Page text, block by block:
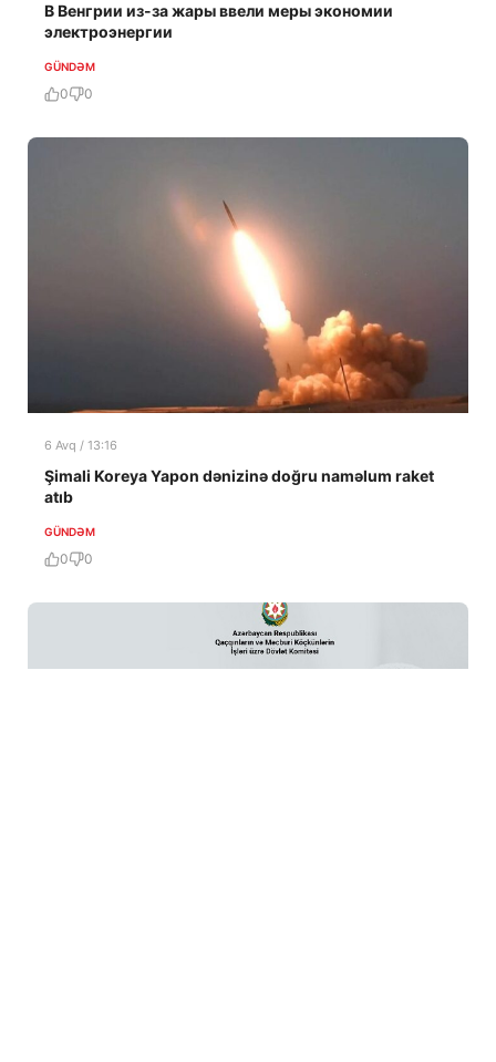
В Венгрии из-за жары ввели меры экономии
электроэнергии
GÜNDƏM
0 0
6 Avq / 13:16
Şimali Koreya Yapon dənizinə doğru naməlum raket
atıb
GÜNDƏM
0 0